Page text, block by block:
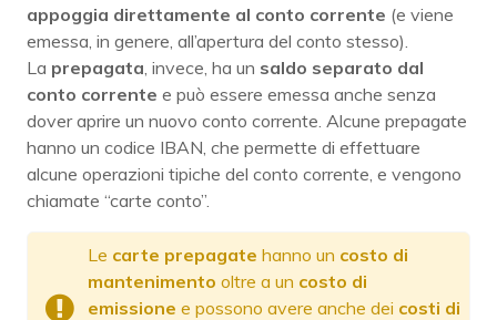
appoggia direttamente al conto corrente (e viene
emessa, in genere, all’apertura del conto stesso).
La prepagata , invece, ha un saldo separato dal
conto corrente e può essere emessa anche senza
dover aprire un nuovo conto corrente. Alcune prepagate
hanno un codice IBAN, che permette di effettuare
alcune operazioni tipiche del conto corrente, e vengono
chiamate “carte conto”.
Le carte prepagate hanno un costo di
mantenimento oltre a un costo di
emissione e possono avere anche dei costi di